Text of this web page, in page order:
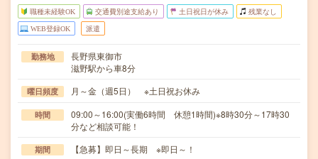
職種未経験OK 交通費別途支給あり 土日祝日が休み 残業なし
WEB登録OK 派遣
勤務地
長野県東御市
滋野駅から車8分
曜日頻度 月～金（週5日） ※土日祝お休み
時間
09:00～16:00(実働6時間 休憩1時間)※8時30分～17時30
分など相談可能！
期間 【急募】即日～長期 ※即日～！